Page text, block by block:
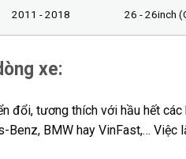
2011 - 2018 26 - 26inch
xe:
đổi, tương thích với hầu hết
BMW hay VinFast,…